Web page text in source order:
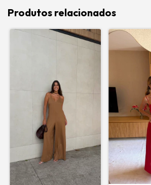
Produtos relacionados